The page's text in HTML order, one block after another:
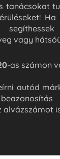
tanácsokat
vagy
-as számon
autód